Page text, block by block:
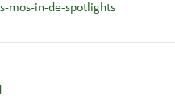
mos-in-de-spotlights